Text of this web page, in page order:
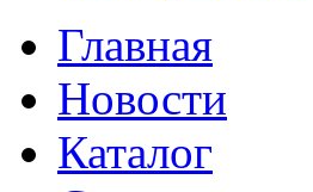
Главная
Новости
Каталог